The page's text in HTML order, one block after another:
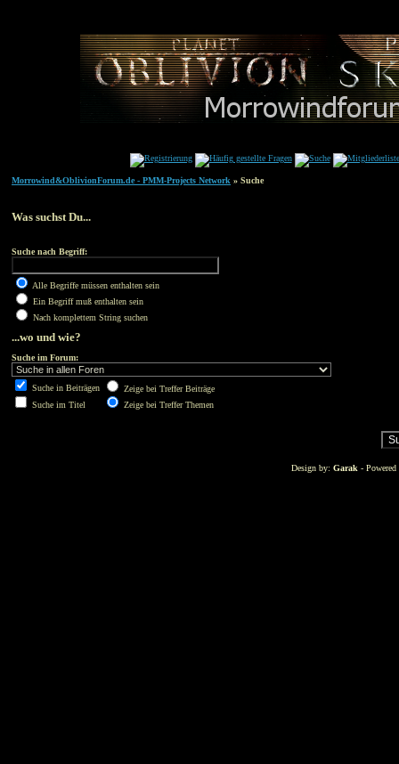
Morrowind&OblivionForum.de - PMM-Projects Network » Suche
Was suchst Du...
Suche nach Begriff:
Alle Begriffe müssen enthalten sein
Ein Begriff muß enthalten sein
Nach komplettem String suchen
...wo und wie?
Suche im Forum:
Suche in Beiträgen
Suche im Titel
Zeige bei Treffer Beiträge
Zeige bei Treffer Themen
Design by: Garak -